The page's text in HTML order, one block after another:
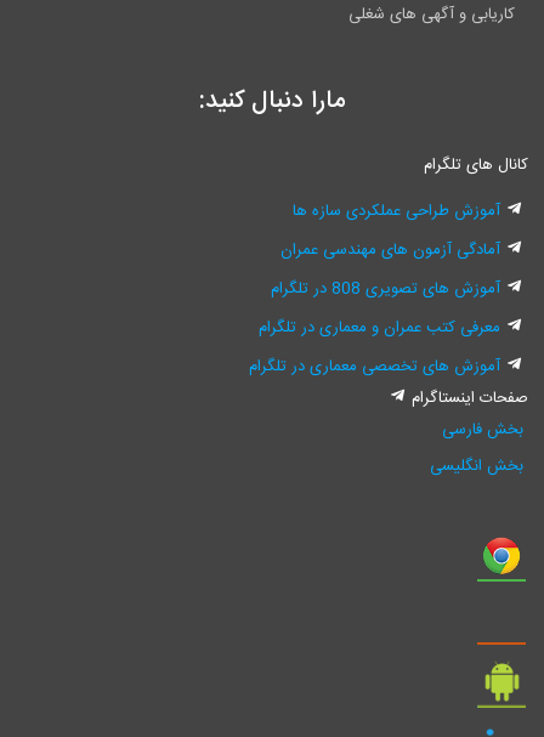
کاریابی و آگهی های شغلی
مارا دنبال کنید:
کانال های تلگرام
آموزش طراحی عملکردی سازه ها
آمادگی آزمون های مهندسی عمران
آموزش های تصویری 808 در تلگرام
معرفی کتب عمران و معماری در تلگرام
آموزش های تخصصی معماری در تلگرام
صفحات اینستاگرام
بخش فارسی
بخش انگلیسی